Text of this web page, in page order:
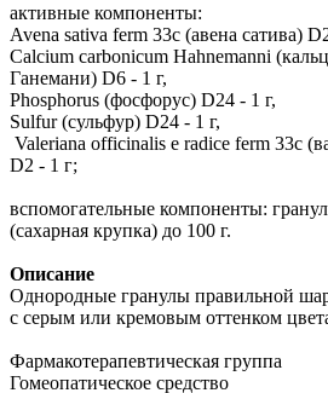
активные компоненты:
Avena sativa ferm 33с (авена сатива)
Calcium carbonicum Hahnemanni
Ганемани) D6 - 1 г,
Phosphorus (фосфорус) D24 - 1 г,
Sulfur (сульфур) D24 - 1 г,
Valeriana officinalis e radice ferm 33с
D2 - 1 г;
вспомогательные компоненты:
(сахарная крупка) до 100 г.
Описание
Однородные гранулы правильной
с серым или кремовым оттенком
Фармакотерапевтическая группа
Гомеопатическое средство